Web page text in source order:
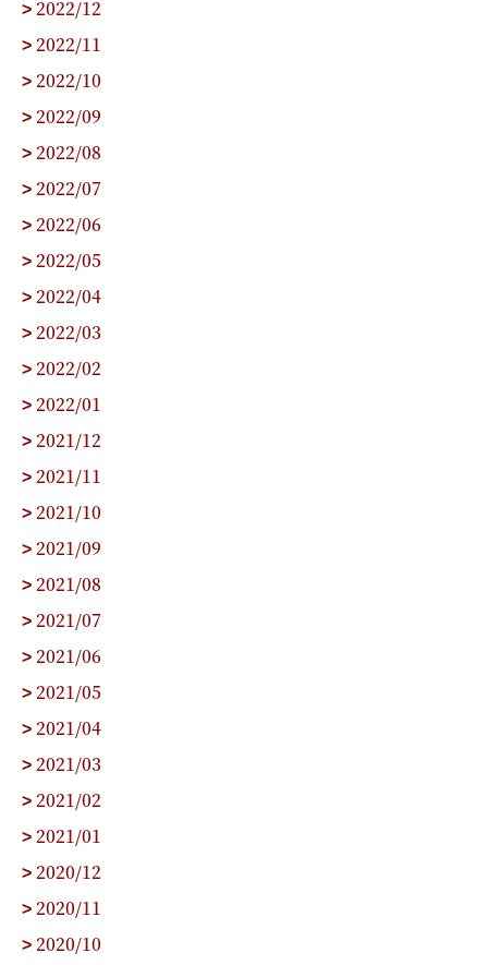
> 2022/12
> 2022/11
> 2022/10
> 2022/09
> 2022/08
> 2022/07
> 2022/06
> 2022/05
> 2022/04
> 2022/03
> 2022/02
> 2022/01
> 2021/12
> 2021/11
> 2021/10
> 2021/09
> 2021/08
> 2021/07
> 2021/06
> 2021/05
> 2021/04
> 2021/03
> 2021/02
> 2021/01
> 2020/12
> 2020/11
> 2020/10